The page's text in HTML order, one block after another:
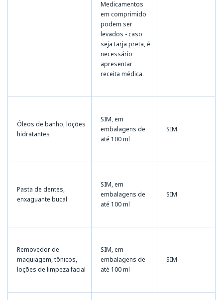
Medicamentos
em comprimido
podem ser
levados - caso
seja tarja preta, é
necessário
apresentar
receita médica.
Óleos de banho, loções
hidratantes
SIM, em
embalagens de
até 100 ml
SIM
Pasta de dentes,
enxaguante bucal
SIM, em
embalagens de
até 100 ml
SIM
Removedor de
maquiagem, tônicos,
loções de limpeza facial
SIM, em
embalagens de
até 100 ml
SIM